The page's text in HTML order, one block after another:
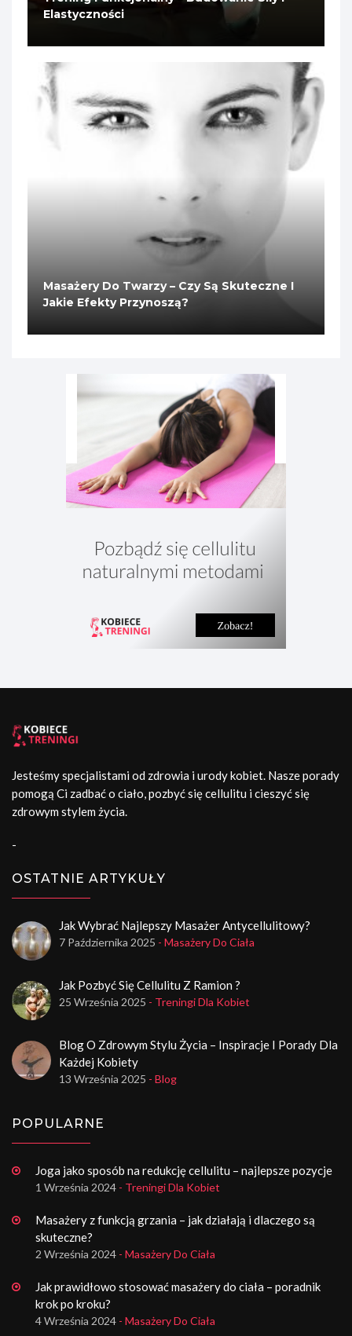
Elastyczności
Masażery Do Twarzy – Czy Są Skuteczne I
Jakie Efekty Przynoszą?
Jesteśmy specjalistami od zdrowia i urody kobiet. Nasze porady
pomogą Ci zadbać o ciało, pozbyć się cellulitu i cieszyć się
zdrowym stylem życia.
-
OSTATNIE ARTYKUŁY
Jak Wybrać Najlepszy Masażer Antycellulitowy?
7 Października 2025 - Masażery Do Ciała
Jak Pozbyć Się Cellulitu Z Ramion ?
25 Września 2025 - Treningi Dla Kobiet
Blog O Zdrowym Stylu Życia – Inspiracje I Porady Dla
Każdej Kobiety
13 Września 2025 - Blog
POPULARNE
Joga jako sposób na redukcję cellulitu – najlepsze pozycje
1 Września 2024 - Treningi Dla Kobiet
Masażery z funkcją grzania – jak działają i dlaczego są
skuteczne?
2 Września 2024 - Masażery Do Ciała
Jak prawidłowo stosować masażery do ciała – poradnik
krok po kroku?
4 Września 2024 - Masażery Do Ciała